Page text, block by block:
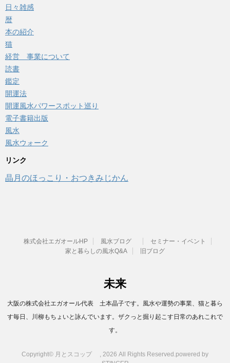
日々雑感
暦
本の紹介
猫
経営 事業について
読書
鑑定
開運法
開運風水パワースポット巡り
電子書籍出版
風水
風水ウォーク
リンク
晶月のほっこり・おつきみじかん
株式会社エガオールHP 風水ブログ
セミナー・イベント
家と暮らしの風水Q&A
旧ブログ
未来
大阪の株式会社エガオール代表 土本晶子です。風水や運勢の事業、猫と暮ら
す毎日、川柳もちょいと詠んでいます。ザクっと掘り起こす日常のあれこれで
す。
Copyright© 月とスコップ , 2026 All Rights Reserved.powered by